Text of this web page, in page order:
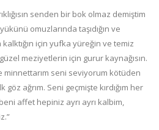
senden bir bok olmaz demiştim
omuzlarında taşıdığın ve
için yufka yüreğin ve temiz
meziyetlerin için gurur kaynağısın.
minnettarım seni seviyorum kötüden
ağrım. Seni geçmişte kırdığım her
affet hepiniz ayrı ayrı kalbim,